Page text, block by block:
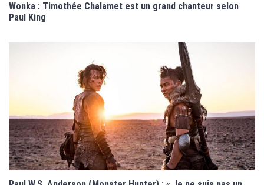
Wonka : Timothée Chalamet est un grand chanteur selon
Paul King